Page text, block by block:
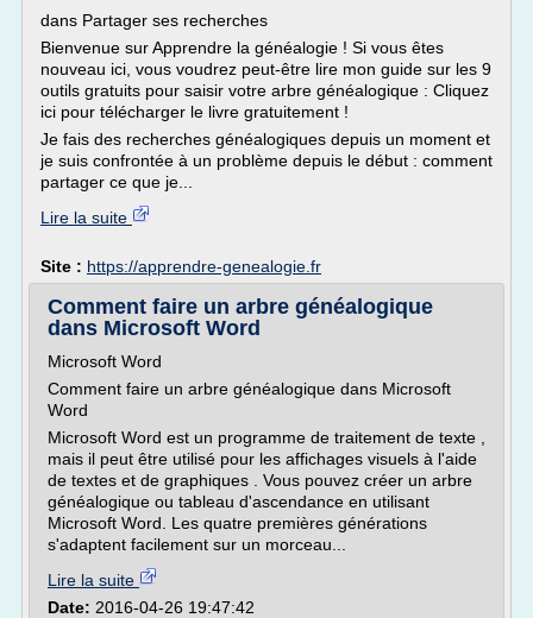
dans Partager ses recherches
Bienvenue sur Apprendre la généalogie ! Si vous êtes
nouveau ici, vous voudrez peut-être lire mon guide sur les 9
outils gratuits pour saisir votre arbre généalogique : Cliquez
ici pour télécharger le livre gratuitement !
Je fais des recherches généalogiques depuis un moment et
je suis confrontée à un problème depuis le début : comment
partager ce que je...
Lire la suite
Site : https://apprendre-genealogie.fr
Comment faire un arbre généalogique
dans Microsoft Word
Microsoft Word
Comment faire un arbre généalogique dans Microsoft
Word
Microsoft Word est un programme de traitement de texte ,
mais il peut être utilisé pour les affichages visuels à l'aide
de textes et de graphiques . Vous pouvez créer un arbre
généalogique ou tableau d'ascendance en utilisant
Microsoft Word. Les quatre premières générations
s'adaptent facilement sur un morceau...
Lire la suite
Date: 2016-04-26 19:47:42